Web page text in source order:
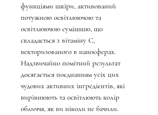
функціями шкіри, активований
потужною освітлюючою та
освітлюючою сумішшю, що
складається з вітаміну С,
векторизованого в наносферах.
Надзвичайно помітний результат
досягається поєднанням усіх цих
чудових активних інгредієнтів, які
вирівнюють та освітлюють колір
обличчя, як ви ніколи не бачили.